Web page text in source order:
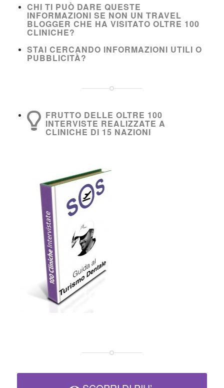
CHI TI PUÒ DARE QUESTE
INFORMAZIONI SE NON UN TRAVEL
BLOGGER CHE HA VISITATO OLTRE 100
CLINICHE?
STAI CERCANDO INFORMAZIONI UTILI O
PUBBLICITÀ?
FRUTTO DELLE OLTRE 100
INTERVISTE REALIZZATE A
CLINICHE DI 15 NAZIONI